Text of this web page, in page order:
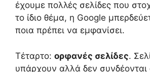
έχουμε πολλές σελίδες που
το ίδιο θέμα, η Google
ποια πρέπει να εμφανίσει.
Τέταρτο: ορφανές σελίδες.
υπάρχουν αλλά δεν συνδέονται